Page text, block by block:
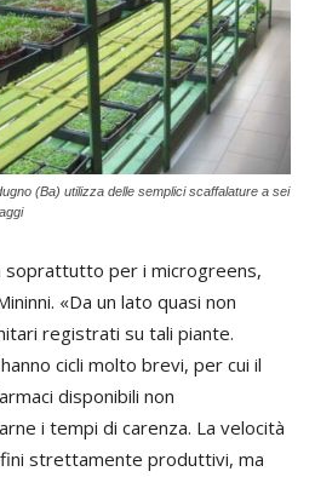
(Ba) utilizza delle semplici scaffalature a sei
soprattutto per i microgreens,
«Da un lato quasi non
registrati su tali piante.
cicli molto brevi, per cui il
disponibili non
i tempi di carenza. La velocità
strettamente produttivi, ma